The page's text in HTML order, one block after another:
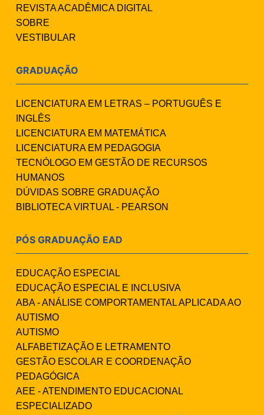
REVISTA ACADÊMICA DIGITAL
SOBRE
VESTIBULAR
GRADUAÇÃO
LICENCIATURA EM LETRAS – PORTUGUÊS E
INGLÊS
LICENCIATURA EM MATEMÁTICA
LICENCIATURA EM PEDAGOGIA
TECNÓLOGO EM GESTÃO DE RECURSOS
HUMANOS
DÚVIDAS SOBRE GRADUAÇÃO
BIBLIOTECA VIRTUAL - PEARSON
PÓS GRADUAÇÃO EAD
EDUCAÇÃO ESPECIAL
EDUCAÇÃO ESPECIAL E INCLUSIVA
ABA - ANÁLISE COMPORTAMENTAL APLICADA AO
AUTISMO
AUTISMO
ALFABETIZAÇÃO E LETRAMENTO
GESTÃO ESCOLAR E COORDENAÇÃO
PEDAGÓGICA
AEE - ATENDIMENTO EDUCACIONAL
ESPECIALIZADO